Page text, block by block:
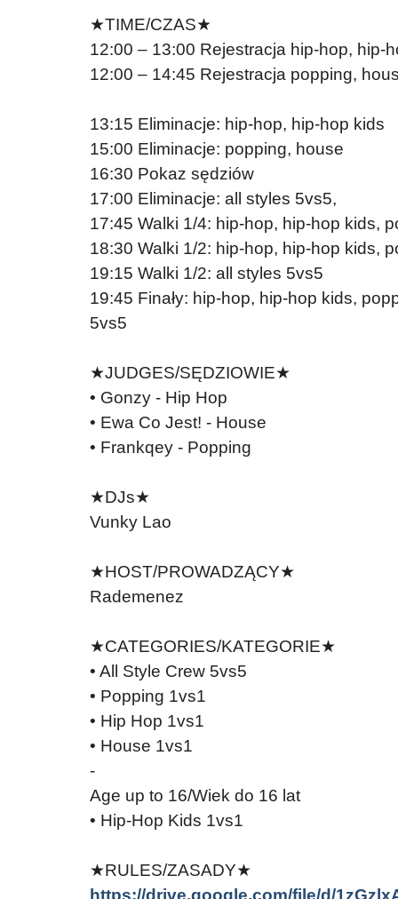
★TIME/CZAS★
12:00 – 13:00 Rejestracja hip-hop, hip-
12:00 – 14:45 Rejestracja popping,
13:15 Eliminacje: hip-hop, hip-hop kids
15:00 Eliminacje: popping, house
16:30 Pokaz sędziów
17:00 Eliminacje: all styles 5vs5,
17:45 Walki 1/4: hip-hop, hip-hop kids,
18:30 Walki 1/2: hip-hop, hip-hop kids,
19:15 Walki 1/2: all styles 5vs5
19:45 Finały: hip-hop, hip-hop kids,
5vs5
★JUDGES/SĘDZIOWIE★
• Gonzy - Hip Hop
• Ewa Co Jest! - House
• Frankqey - Popping
★DJs★
Vunky Lao
★HOST/PROWADZĄCY★
Rademenez
★CATEGORIES/KATEGORIE★
• All Style Crew 5vs5
• Popping 1vs1
• Hip Hop 1vs1
• House 1vs1
-
Age up to 16/Wiek do 16 lat
• Hip-Hop Kids 1vs1
★RULES/ZASADY★
https://drive.google.com/file/d/